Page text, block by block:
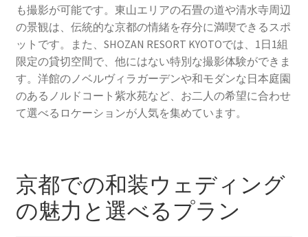
も撮影が可能です。東山エリアの石畳の道や清水寺周辺
の景観は、伝統的な京都の情緒を存分に満喫できるスポ
ットです。また、SHOZAN RESORT KYOTOでは、1日1組
限定の貸切空間で、他にはない特別な撮影体験ができま
す。洋館のノベルヴィラガーデンや和モダンな日本庭園
のあるノルドコート紫水苑など、お二人の希望に合わせ
て選べるロケーションが人気を集めています。
京都での和装ウェディング
の魅力と選べるプラン